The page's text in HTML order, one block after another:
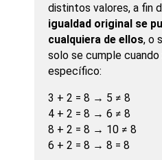
distintos valores, a fin
igualdad original se
cualquiera de ellos, o
solo se cumple
específico:
3 + 2 = 8 → 5 ≠ 8
4 + 2 = 8 → 6 ≠ 8
8 + 2 = 8 → 10 ≠ 8
6 + 2 = 8 → 8 = 8